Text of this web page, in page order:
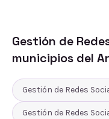
Gestión de
municipios del
Gestión de Redes
Gestión de Redes